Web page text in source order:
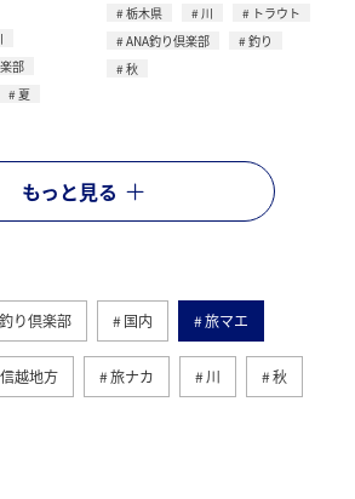
部
夏
栃木県 川
トラウト
ANA釣り倶楽部
釣り
秋
もっと見る
り倶楽部 国内 旅マエ
越地方 旅ナカ 川 秋